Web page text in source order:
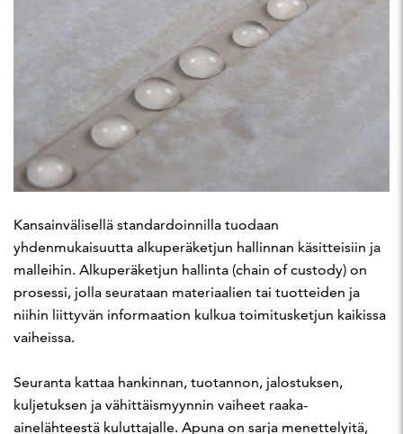
Kansainvälisellä standardoinnilla tuodaan
yhdenmukaisuutta alkuperäketjun hallinnan käsitteisiin ja
malleihin. Alkuperäketjun hallinta (chain of custody) on
prosessi, jolla seurataan materiaalien tai tuotteiden ja
niihin liittyvän informaation kulkua toimitusketjun kaikissa
vaiheissa.
Seuranta kattaa hankinnan, tuotannon, jalostuksen,
kuljetuksen ja vähittäismyynnin vaiheet raaka-
ainelähteestä kuluttajalle. Apuna on sarja menettelyitä,